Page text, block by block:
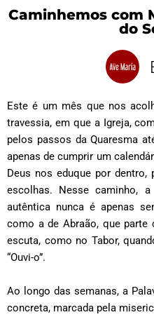
Caminhemos com
do
Este é um mês que nos
travessia, em que a Igreja,
pelos passos da Quaresma
apenas de cumprir um
Deus nos eduque por dentro,
escolhas. Nesse caminho,
autêntica nunca é apenas
como a de Abraão, que parte
escuta, como no Tabor,
“Ouvi-o”.
Ao longo das semanas, a
concreta, marcada pela